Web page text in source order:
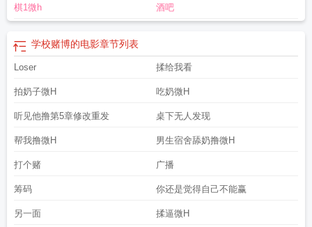
棋1微h 酒吧
学校赌博的电影章节列表
Loser 揉给我看
拍奶子微H 吃奶微H
听见他撸第5章修改重发 桌下无人发现
帮我撸微H 男生宿舍舔奶撸微H
打个赌 广播
筹码 你还是觉得自己不能赢
另一面 揉逼微H